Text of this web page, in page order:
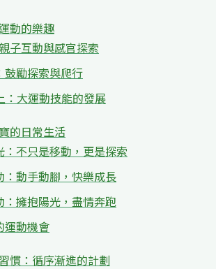
動的樂趣
子互動與感官探索
鼓勵探索與爬行
：大運動技能的發展
的日常生活
：不只是移動，更是探索
：動手動腳，快樂成長
：擁抱陽光，盡情奔跑
運動機會
慣：循序漸進的計劃